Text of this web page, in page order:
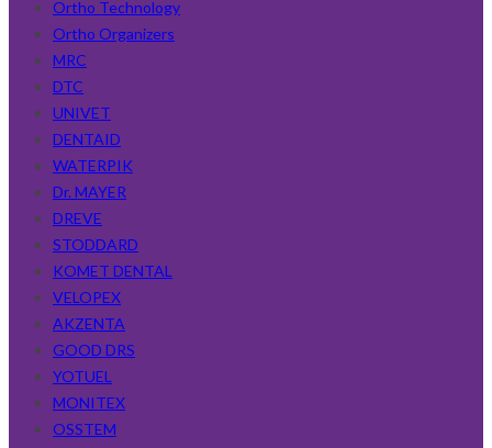
Ortho Technology
Ortho Organizers
MRC
DTC
UNIVET
DENTAID
WATERPIK
Dr. MAYER
DREVE
STODDARD
KOMET DENTAL
VELOPEX
AKZENTA
GOOD DRS
YOTUEL
MONITEX
OSSTEM